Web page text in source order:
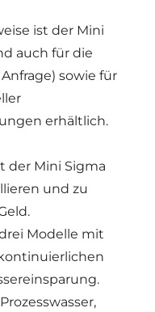
ist der Mini
auch für die
sowie für
erhältlich.
der Mini Sigma
und zu
Modelle mit